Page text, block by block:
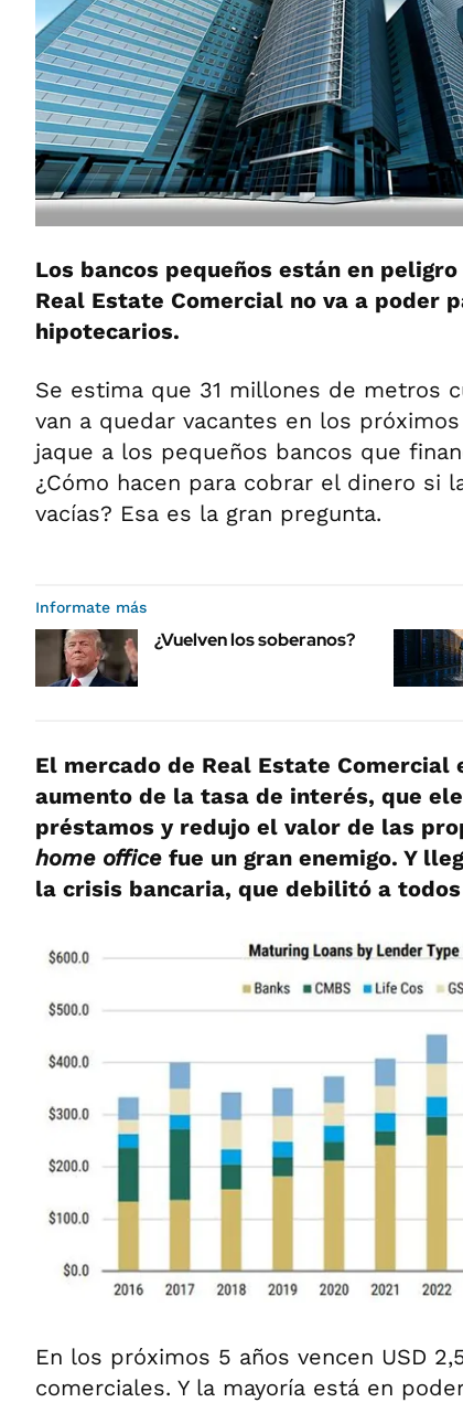
Los bancos pequeños están en
Real Estate Comercial no va a poder
hipotecarios.
Se estima que 31 millones de metros
van a quedar vacantes en los
jaque a los pequeños bancos que
¿Cómo hacen para cobrar el dinero si
vacías? Esa es la gran pregunta.
Informate más
¿Vuelven los soberanos?
El mercado de Real Estate Comercial
aumento de la tasa de interés, que
préstamos y redujo el valor de las
home office fue un gran enemigo. Y
la crisis bancaria, que debilitó a
En los próximos 5 años vencen USD
comerciales. Y la mayoría está en